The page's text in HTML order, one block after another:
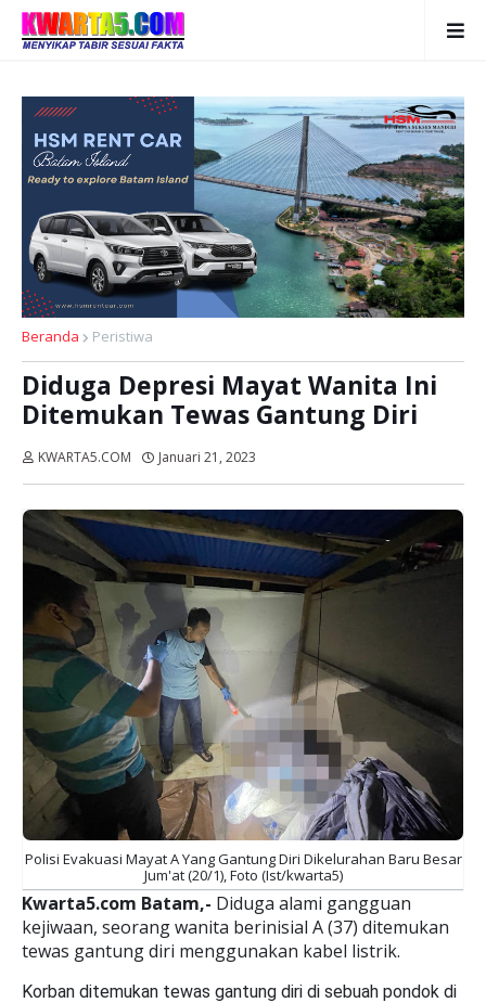
Beranda Peristiwa
Diduga Depresi Mayat Wanita Ini
Ditemukan Tewas Gantung Diri
KWARTA5.COM Januari 21, 2023
Polisi Evakuasi Mayat A Yang Gantung Diri Dikelurahan Baru Besar
Jum'at (20/1), Foto (Ist/kwarta5)
Kwarta5.com Batam,- Diduga alami gangguan
kejiwaan, seorang wanita berinisial A (37) ditemukan
tewas gantung diri menggunakan kabel listrik.
Korban ditemukan tewas gantung diri di sebuah pondok di